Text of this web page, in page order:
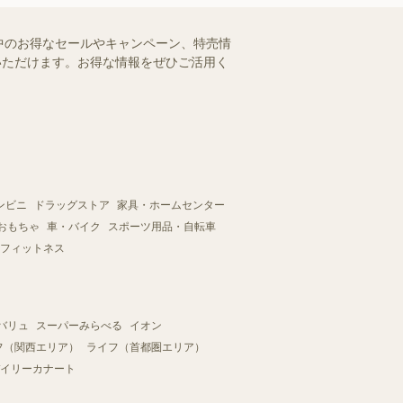
お得なセールやキャンペーン、特売情
だけます。お得な情報をぜひご活用く
ビニ ドラッグストア
家具・ホームセンター
もちゃ 車・バイク
スポーツ用品・自転車
ィットネス
リュ スーパーみらべる
イオン
関西エリア）
ライフ（首都圏エリア）
リーカナート